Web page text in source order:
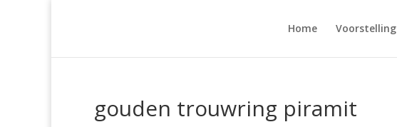
Home Voorstelling
gouden trouwring piramit